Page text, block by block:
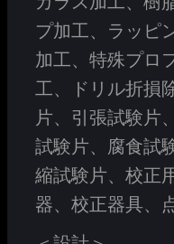
プ加工、ラッピ
加工、特殊プロ
工、ドリル折損
片、引張試験片
試験片、腐食試
縮試験片、校正
器、校正器具、